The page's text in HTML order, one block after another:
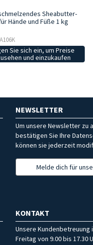
Sheabutter-
Hände und Füße 1 kg
Sie sich ein, um Preise
und einzukaufen
NEWSLETTER
Um unsere Newsletter zu
bestätigen Sie Ihre
können sie jederzeit
Melde dich für
KONTAKT
Unsere Kundenbetreuung
Freitag von 9.00 bis 17.30